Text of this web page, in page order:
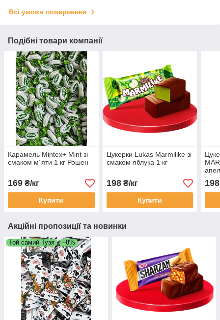
Всі умови повернення
Подібні товари компанії
Карамель Mintex+ Mint зі
смаком м´яти 1 кг Рошен
169 ₴/кг
Купити
Цукерки Lukas Marmilike зі
смаком яблука 1 кг
198₴/кг
Купити
198
Акційні пропозиції та новинки
Той самий Тузя –8%